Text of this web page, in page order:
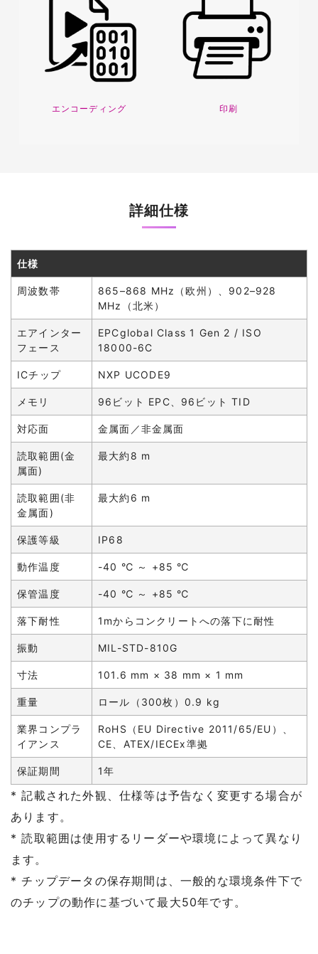
エンコーディング 印刷
詳細仕様
仕様
周波数帯
865–868 MHz（欧州）、902–928
MHz（北米）
エアインター
フェース
EPCglobal Class 1 Gen 2 / ISO
18000-6C
ICチップ NXP UCODE9
メモリ 96ビット EPC、96ビット TID
対応面 金属面／非金属面
読取範囲(金
属面)
最大約8 m
読取範囲(非
金属面)
最大約6 m
保護等級 IP68
動作温度 -40 ℃ ～ +85 ℃
保管温度 -40 ℃ ～ +85 ℃
落下耐性 1mからコンクリートへの落下に耐性
振動 MIL-STD-810G
寸法 101.6 mm × 38 mm × 1 mm
重量 ロール（300枚）0.9 kg
業界コンプラ
イアンス
RoHS（EU Directive 2011/65/EU）、
CE、ATEX/IECEx準拠
保証期間 1年
* 記載された外観、仕様等は予告なく変更する場合が
あります。
* 読取範囲は使用するリーダーや環境によって異なり
ます。
* チップデータの保存期間は、一般的な環境条件下で
のチップの動作に基づいて最大50年です。